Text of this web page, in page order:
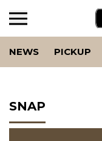
NEWS PICKUP
SNAP